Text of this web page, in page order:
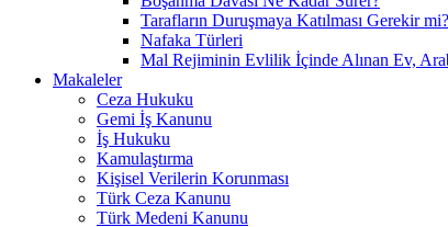
Tarafların Duruşmaya Katılması Gerekir mi?
Nafaka Türleri
Mal Rejiminin Evlilik İçinde Alınan Ev,
Makaleler
Ceza Hukuku
Gemi İş Kanunu
İş Hukuku
Kamulaştırma
Kişisel Verilerin Korunması
Türk Ceza Kanunu
Türk Medeni Kanunu